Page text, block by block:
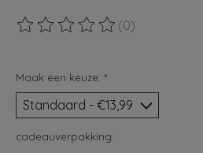
De beoordeling van dit product
(0)
Maak een keuze: *
cadeauverpakking: